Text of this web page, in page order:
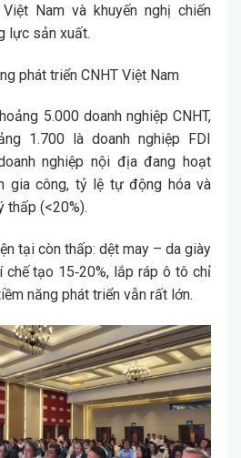
Nam và khuyến nghị chiến
lực sản xuất.
phát triển CNHT Việt Nam
5.000 doanh nghiệp CNHT,
1.700 là doanh nghiệp FDI
nghiệp nội địa đang hoạt
gia công, tỷ lệ tự động hóa và
thấp (<20%).
tại còn thấp: dệt may – da giày
chế tạo 15‑20%, lắp ráp ô tô chỉ
năng phát triển vẫn rất lớn.